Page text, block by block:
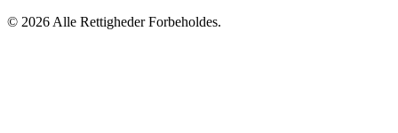
© 2026 Alle Rettigheder Forbeholdes.